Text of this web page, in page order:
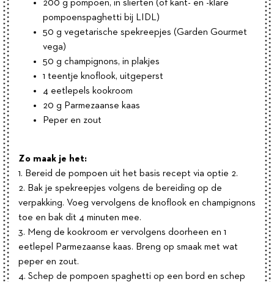
200 g pompoen, in slierten (of kant- en -klare
pompoenspaghetti bij LIDL)
50 g vegetarische spekreepjes (Garden Gourmet
vega)
50 g champignons, in plakjes
1 teentje knoflook, uitgeperst
4 eetlepels kookroom
20 g Parmezaanse kaas
Peper en zout
Zo maak je het:
1. Bereid de pompoen uit het basis recept via optie 2.
2. Bak je spekreepjes volgens de bereiding op de
verpakking. Voeg vervolgens de knoflook en champignons
toe en bak dit 4 minuten mee.
3. Meng de kookroom er vervolgens doorheen en 1
eetlepel Parmezaanse kaas. Breng op smaak met wat
peper en zout.
4. Schep de pompoen spaghetti op een bord en schep